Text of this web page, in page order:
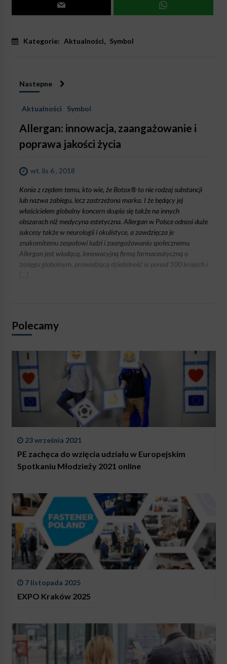
Kategorie: Aktualności, Symbol
Nastepne
Aktualności Symbol
Allergan: innowacja, zaangażowanie i
poprawa jakości życia
wt. lis 6 , 2018
Konia z rzędem temu, kto wie, że Botox® to nie rodzaj substancji
lub nazwa zabiegu, lecz zastrzeżona marka. I że będący jej
właścicielem globalny koncern skupia się także na innych
obszarach niż medycyna estetyczna. Allergan w Polsce odnosi duże
sukcesy także w neurologii i okulistyce, a zawdzięcza je
znakomitemu zespołowi ludzi i zaangażowaniu społecznemu
Allergan jest wiodącą, innowacyjną firmą farmaceutyczną o
zasięgu globalnym, prowadzącą działalność w ponad 100 krajach i
Polecamy
23 września 2021
PE zachęca do wzięcia udziału w Europejskim
Spotkaniu Młodzieży 2021 online
7 listopada 2025
EXPO Kraków 2025